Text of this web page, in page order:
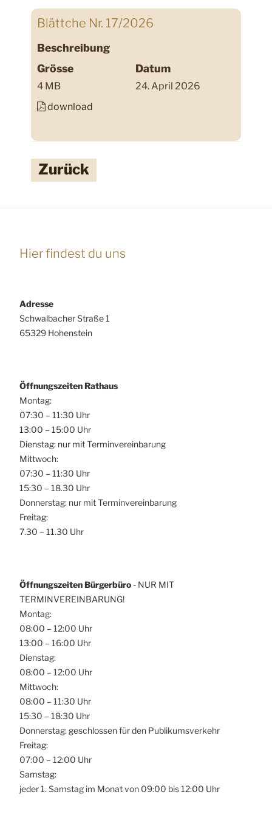
Blättche Nr. 17/2026
Beschreibung
Grösse
4 MB
Datum
24. April 2026
download
Zurück
Hier findest du uns
Adresse
Schwalbacher Straße 1
65329 Hohenstein
Öffnungszeiten Rathaus
Montag:
07:30 – 11:30 Uhr
13:00 – 15:00 Uhr
Dienstag: nur mit Terminvereinbarung
Mittwoch:
07:30 – 11:30 Uhr
15:30 – 18.30 Uhr
Donnerstag: nur mit Terminvereinbarung
Freitag:
7.30 – 11.30 Uhr
Öffnungszeiten Bürgerbüro - NUR MIT
TERMINVEREINBARUNG!
Montag:
08:00 – 12:00 Uhr
13:00 – 16:00 Uhr
Dienstag:
08:00 – 12:00 Uhr
Mittwoch:
08:00 – 11:30 Uhr
15:30 – 18:30 Uhr
Donnerstag: geschlossen für den Publikumsverkehr
Freitag:
07:00 – 12:00 Uhr
Samstag:
jeder 1. Samstag im Monat von 09:00 bis 12:00 Uhr